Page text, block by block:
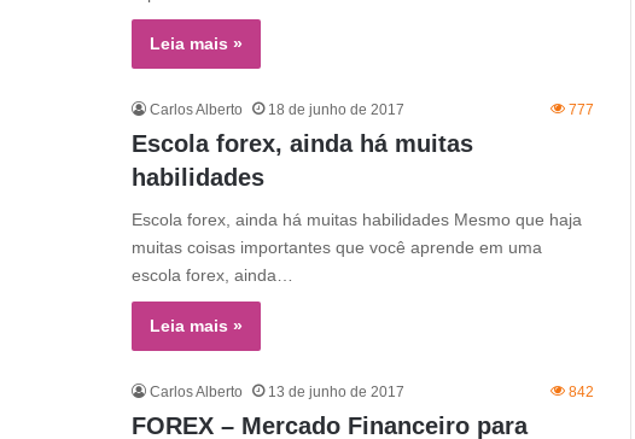
Leia mais »
Carlos Alberto 18 de junho de 2017 777
Escola forex, ainda há muitas
habilidades
Escola forex, ainda há muitas habilidades Mesmo que haja
muitas coisas importantes que você aprende em uma
escola forex, ainda…
Leia mais »
Carlos Alberto 13 de junho de 2017 842
FOREX – Mercado Financeiro para